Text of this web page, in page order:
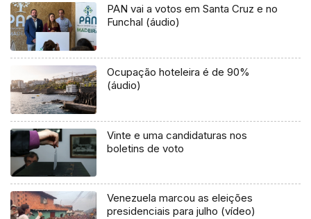
PAN vai a votos em Santa Cruz e no
Funchal (áudio)
Ocupação hoteleira é de 90%
(áudio)
Vinte e uma candidaturas nos
boletins de voto
Venezuela marcou as eleições
presidenciais para julho (vídeo)